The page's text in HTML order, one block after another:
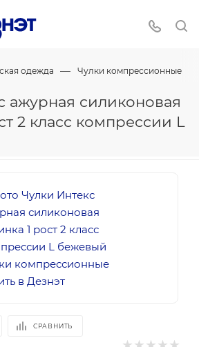
одежда — Чулки компрессионные
ажурная силиконовая
2 класс компрессии L
СРАВНИТЬ